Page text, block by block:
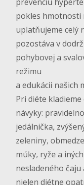
pokles
uplatňujeme celý
pozostáva v
pohybovej a
režimu
a edukácii našich
Pri diéte
návyky:
jedálnička,
zeleniny,
múky, ryže a
nesladeného čaju
nielen diétne